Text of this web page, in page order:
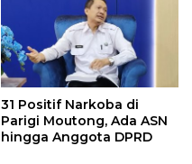
31 Positif Narkoba di
Parigi Moutong, Ada ASN
hingga Anggota DPRD